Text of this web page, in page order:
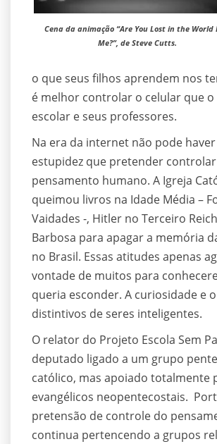
Cena da animação “Are You Lost in the World
Me?”, de Steve Cutts.
o que seus filhos aprendem nos
é melhor controlar o celular que
escolar e seus professores.
Na era da internet não pode
estupidez que pretender
pensamento humano. A Igreja
queimou livros na Idade Média –
Vaidades -, Hitler no Terceiro
Barbosa para apagar a memória
no Brasil. Essas atitudes apenas
vontade de muitos para
queria esconder. A curiosidade e
distintivos de seres inteligentes.
O relator do Projeto Escola Sem
deputado ligado a um grupo
católico, mas apoiado totalmente
evangélicos neopentecostais.
pretensão de controle do
continua pertencendo a grupos